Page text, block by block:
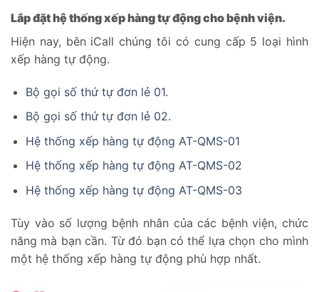
Lắp đặt hệ thống xếp hàng tự động cho bệnh viện.
Hiện nay, bên iCall chúng tôi có cung cấp 5 loại hình
xếp hàng tự động.
Bộ gọi số thứ tự đơn lẻ 01.
Bộ gọi số thứ tự đơn lẻ 02.
Hệ thống xếp hàng tự động AT-QMS-01
Hệ thống xếp hàng tự động AT-QMS-02
Hệ thống xếp hàng tự động AT-QMS-03
Tùy vào số lượng bệnh nhân của các bệnh viện, chức
năng mà bạn cần. Từ đó bạn có thể lựa chọn cho mình
một hệ thống xếp hàng tự động phù hợp nhất.